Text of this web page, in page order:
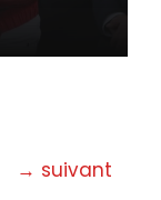
→ suivant